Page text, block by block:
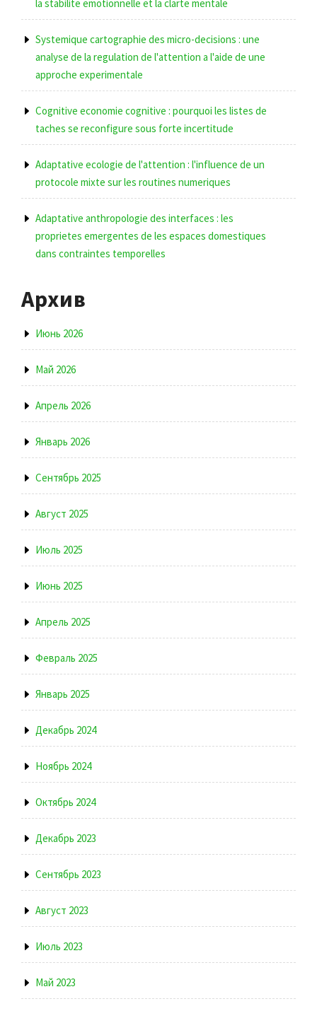
la stabilite emotionnelle et la clarte mentale
Systemique cartographie des micro-decisions : une
analyse de la regulation de l'attention a l'aide de une
approche experimentale
Cognitive economie cognitive : pourquoi les listes de
taches se reconfigure sous forte incertitude
Adaptative ecologie de l'attention : l'influence de un
protocole mixte sur les routines numeriques
Adaptative anthropologie des interfaces : les
proprietes emergentes de les espaces domestiques
dans contraintes temporelles
Архив
Июнь 2026
Май 2026
Апрель 2026
Январь 2026
Сентябрь 2025
Август 2025
Июль 2025
Июнь 2025
Апрель 2025
Февраль 2025
Январь 2025
Декабрь 2024
Ноябрь 2024
Октябрь 2024
Декабрь 2023
Сентябрь 2023
Август 2023
Июль 2023
Май 2023